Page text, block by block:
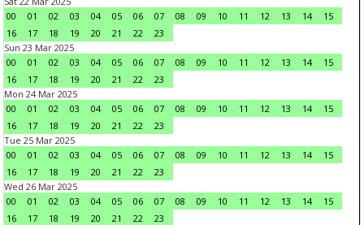
00
01 02 03 04 05 06 07 08 09 10 11 12 13 14
15
16
17 18 19 20 21 22
23
Sun 23 Mar 2025
00
01 02 03 04 05 06 07 08 09 10 11 12 13 14
15
16
17 18 19 20 21 22
23
Mon 24 Mar 2025
00
01 02 03 04 05 06 07 08 09 10 11 12 13 14
15
16
17 18 19 20 21 22
23
Tue 25 Mar 2025
00
01 02 03 04 05 06 07 08 09 10 11 12 13 14
15
16
17 18 19 20 21 22
23
Wed 26 Mar 2025
00
01 02 03 04 05 06 07 08 09 10 11 12 13 14
15
16
17 18 19 20 21 22
23